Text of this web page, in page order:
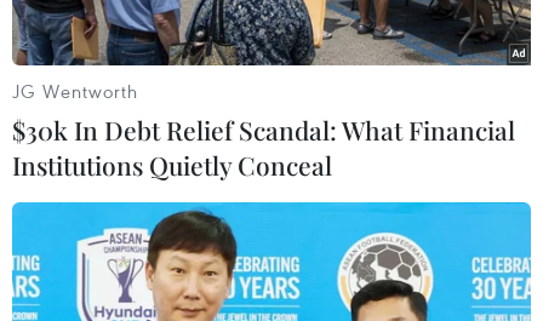
JG Wentworth
$30k In Debt Relief Scandal: What Financial
Institutions Quietly Conceal